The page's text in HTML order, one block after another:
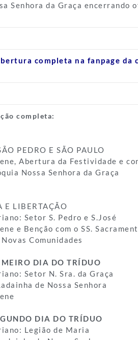
Senhora da Graça encerrando
completa na fanpage da
completa:
PEDRO E SÃO PAULO
Abertura da Festividade e
Nossa Senhora da Graça
E LIBERTAÇÃO
Setor S. Pedro e S.José
e Benção com o SS.
Comunidades
DIA DO TRÍDUO
Setor N. Sra. da Graça
de Nossa Senhora
DIA DO TRÍDUO
Legião de Maria